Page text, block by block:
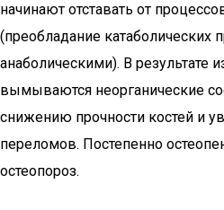
начинают отставать от
(преобладание катаболических
анаболическими). В результате
вымываются неорганические
снижению прочности костей и
переломов. Постепенно
остеопороз.